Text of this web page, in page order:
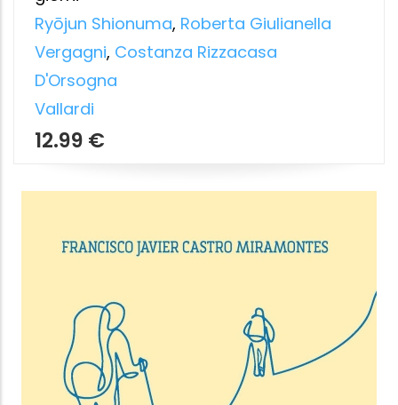
René Guénon
Melchisedek Edizioni